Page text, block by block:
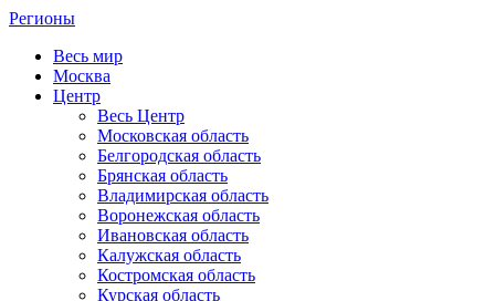
Регионы
Весь мир
Москва
Центр
Весь Центр
Московская область
Белгородская область
Брянская область
Владимирская область
Воронежская область
Ивановская область
Калужская область
Костромская область
Курская область